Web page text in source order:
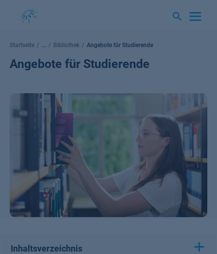
Startseite ... Bibliothek Angebote für Studierende
Angebote für Studierende
Inhaltsverzeichnis